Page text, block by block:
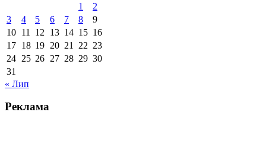
1
2
3
4 5 6 7 8
9
10 11 12 13 14 15 16
17 18 19 20 21 22 23
24 25 26 27 28 29 30
31
« Лип
Реклама